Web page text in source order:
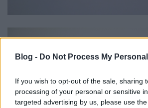
Blog - Do Not Process My
If you wish to opt-out of the sale, sharing
processing of your personal or sensitive
targeted advertising by us, please use